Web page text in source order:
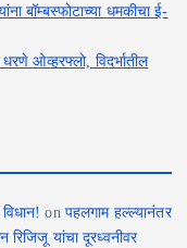
बॉम्बस्फोटाच्या धमकीचा ई-
ओव्हरफ्लो, विदर्भातील
on पहलगाम हल्ल्यानंतर
रिजिजू यांचा दूरध्वनीवर